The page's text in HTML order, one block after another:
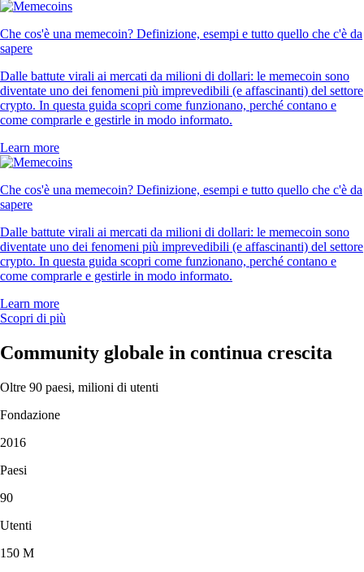
Che cos'è una memecoin? Definizione, esempi e tutto quello che c'è da
sapere
Dalle battute virali ai mercati da milioni di dollari: le memecoin sono
diventate uno dei fenomeni più imprevedibili (e affascinanti) del settore
crypto. In questa guida scopri come funzionano, perché contano e
come comprarle e gestirle in modo informato.
Learn more
Che cos'è una memecoin? Definizione, esempi e tutto quello che c'è da
sapere
Dalle battute virali ai mercati da milioni di dollari: le memecoin sono
diventate uno dei fenomeni più imprevedibili (e affascinanti) del settore
crypto. In questa guida scopri come funzionano, perché contano e
come comprarle e gestirle in modo informato.
Learn more
Scopri di più
Community globale in continua crescita
Oltre 90 paesi, milioni di utenti
Fondazione
2016
Paesi
90
Utenti
150 M